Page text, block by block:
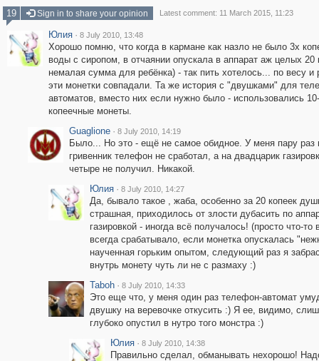
19
Sign in to share your opinion Latest comment: 11 March 2015, 11:23
Юлия · 8 July 2010, 13:48
Хорошо помню, что когда в кармане как назло не было 3х
воды с сиропом, в отчаянии опускала в аппарат аж целых 20
немалая сумма для ребёнка) - так пить хотелось... по весу и
эти монетки совпадали. Та же история с "двушками" для
автоматов, вместо них если нужно было - использовались
копеечные монеты.
Guaglione · 8 July 2010, 14:19
Было... Но это - ещё не самое обидное. У меня пару раз
гривенник телефон не сработал, а на двадцарик
четыре не получил. Никакой.
Юлия · 8 July 2010, 14:27
Да, бывало такое , жаба, особенно за 20 копеек
страшная, приходилось от злости дубасить по
газировкой - иногда всё получалось! (просто что-то
всегда срабатывало, если монетка опускалась
наученная горьким опытом, следующий раз я
внутрь монету чуть ли не с размаху :)
Taboh · 8 July 2010, 14:33
Это еще что, у меня один раз телефон-автомат
двушку на веревочке откусить :) Я ее, видимо,
глубоко опустил в нутро того монстра :)
Юлия · 8 July 2010, 14:38
Правильно сделал, обманывать нехорошо!